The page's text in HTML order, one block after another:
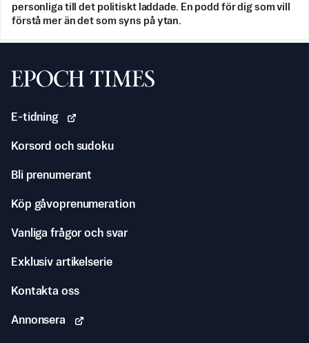
personliga till det politiskt laddade. En podd för dig som vill
förstå mer än det som syns på ytan.
Svenska Epoch Times
E-tidning
Korsord och sudoku
Bli prenumerant
Köp gåvoprenumeration
Vanliga frågor och svar
Exklusiv artikelserie
Kontakta oss
Annonsera